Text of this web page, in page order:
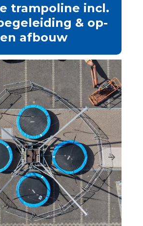
trampoline incl.
& op-
en afbouw
Next